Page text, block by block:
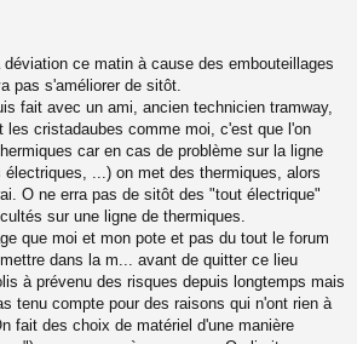
ce matin à cause des embouteillages
pas s'améliorer de sitôt.
fait avec un ami, ancien technicien tramway,
les cristadaubes comme moi, c'est que l'on
car en cas de problème sur la ligne
...) on met des thermiques, alors
O ne erra pas de sitôt des "tout électrique"
sur une ligne de thermiques.
que moi et mon pote et pas du tout le forum
dans la m... avant de quitter ce lieu
à prévenu des risques depuis longtemps mais
tenu compte pour des raisons qui n'ont rien à
fait des choix de matériel d'une manière